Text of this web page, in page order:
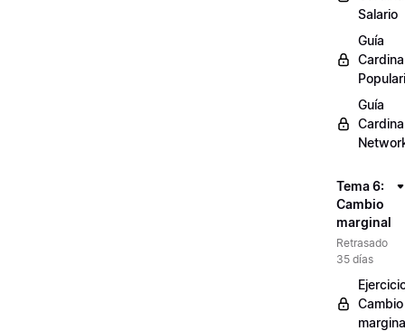
Salario
Guía
Guía
Tema 6:
Cambio
marginal
Retrasado
35 días
Cambio